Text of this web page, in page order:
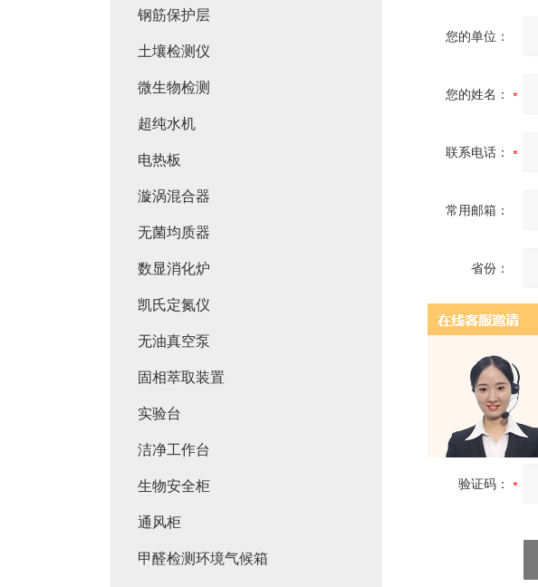
您的单位：
您的姓名：
联系电话：
常用邮箱：
省份：
详细地址：
补充说明：
验证码：
钢筋保护层
土壤检测仪
微生物检测
超纯水机
电热板
漩涡混合器
无菌均质器
数显消化炉
凯氏定氮仪
无油真空泵
固相萃取装置
实验台
洁净工作台
生物安全柜
通风柜
甲醛检测环境气候箱